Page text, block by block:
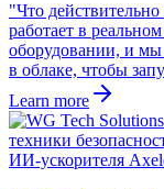
"Что
работает в
оборудовании, и
в облаке, чтобы
Learn more